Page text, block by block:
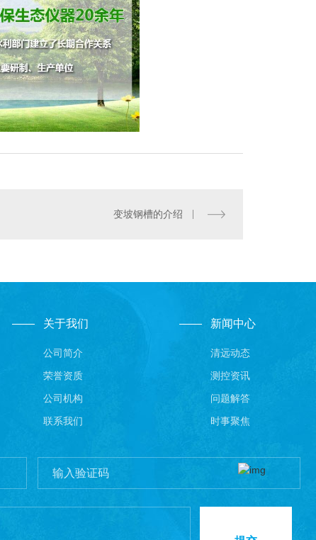
变坡钢槽的介绍
关于我们
公司简介
荣誉资质
公司机构
联系我们
新闻中心
清远动态
测控资讯
问题解答
时事聚焦